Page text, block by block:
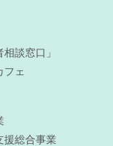
談窓口」
フェ
援総合事業